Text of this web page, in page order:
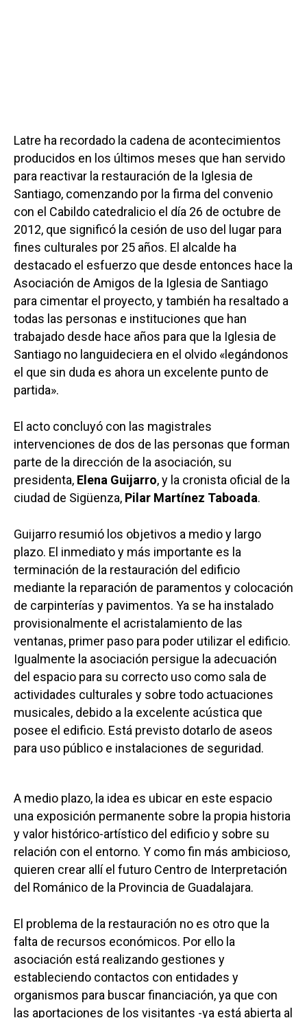
Latre ha recordado la cadena de acontecimientos
producidos en los últimos meses que han servido
para reactivar la restauración de la Iglesia de
Santiago, comenzando por la firma del convenio
con el Cabildo catedralicio el día 26 de octubre de
2012, que significó la cesión de uso del lugar para
fines culturales por 25 años. El alcalde ha
destacado el esfuerzo que desde entonces hace la
Asociación de Amigos de la Iglesia de Santiago
para cimentar el proyecto, y también ha resaltado a
todas las personas e instituciones que han
trabajado desde hace años para que la Iglesia de
Santiago no languideciera en el olvido «legándonos
el que sin duda es ahora un excelente punto de
partida».
El acto concluyó con las magistrales
intervenciones de dos de las personas que forman
parte de la dirección de la asociación, su
presidenta, Elena Guijarro, y la cronista oficial de la
ciudad de Sigüenza, Pilar Martínez Taboada.
Guijarro resumió los objetivos a medio y largo
plazo. El inmediato y más importante es la
terminación de la restauración del edificio
mediante la reparación de paramentos y colocación
de carpinterías y pavimentos. Ya se ha instalado
provisionalmente el acristalamiento de las
ventanas, primer paso para poder utilizar el edificio.
Igualmente la asociación persigue la adecuación
del espacio para su correcto uso como sala de
actividades culturales y sobre todo actuaciones
musicales, debido a la excelente acústica que
posee el edificio. Está previsto dotarlo de aseos
para uso público e instalaciones de seguridad.
A medio plazo, la idea es ubicar en este espacio
una exposición permanente sobre la propia historia
y valor histórico-artístico del edificio y sobre su
relación con el entorno. Y como fin más ambicioso,
quieren crear allí el futuro Centro de Interpretación
del Románico de la Provincia de Guadalajara.
El problema de la restauración no es otro que la
falta de recursos económicos. Por ello la
asociación está realizando gestiones y
estableciendo contactos con entidades y
organismos para buscar financiación, ya que con
las aportaciones de los visitantes -ya está abierta al